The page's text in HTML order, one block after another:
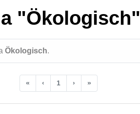
"Ökologisch"
Ökologisch.
« ‹ 1 › »